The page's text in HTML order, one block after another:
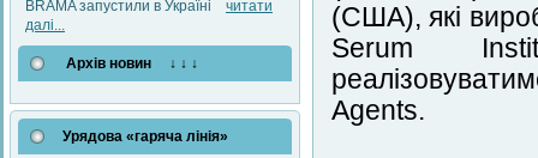
BRAMA запустили в Україні читати
далі...
Архів новин ↓ ↓ ↓
Урядова «гаряча лінія»
(США), які
Serum
Agents.